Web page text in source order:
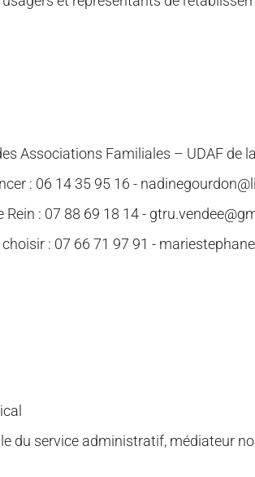
Associations Familiales – UDAF de
: 06 14 35 95 16 -
: 07 88 69 18 14 -
: 07 66 71 97 91 -
du service administratif, médiateur